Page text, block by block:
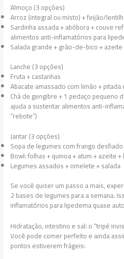
Almoço (3 opções)
Arroz (integral ou misto) + feijão/
Sardinha assada + abóbora + couve
alimentos anti-inflamatórios para
Salada grande + grão-de-bico +
Lanche (3 opções)
Fruta + castanhas
Abacate amassado com limão +
Chá de gengibre + 1 pedaço pequeno
ajuda a sustentar alimentos anti-
“rebote”)
Jantar (3 opções)
Sopa de legumes com frango
Bowl: folhas + quinoa + atum + azeite
Legumes assados + omelete + salada
Se você quiser um passo a mais,
2 bases de legumes para a semana.
inflamatórios para lipedema quase
Hidratação, intestino e sal: o “tripé
Você pode comer perfeito e ainda
pontos estiverem frágeis: